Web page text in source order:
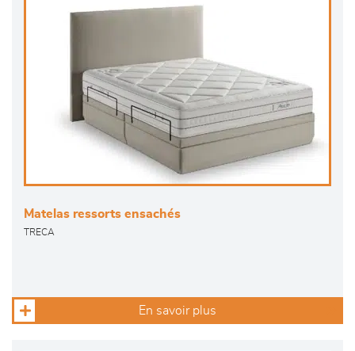
Matelas ressorts ensachés
TRECA
En savoir plus